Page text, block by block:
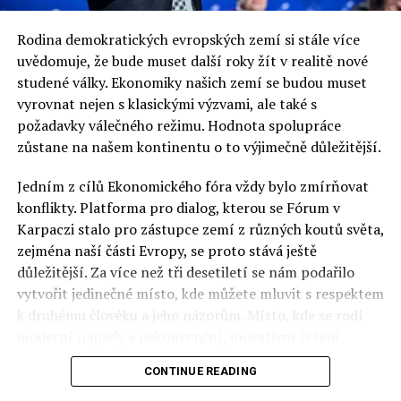
Rodina demokratických evropských zemí si stále více
uvědomuje, že bude muset další roky žít v realitě nové
studené války. Ekonomiky našich zemí se budou muset
vyrovnat nejen s klasickými výzvami, ale také s
požadavky válečného režimu. Hodnota spolupráce
zůstane na našem kontinentu o to výjimečně důležitější.
Jedním z cílů Ekonomického fóra vždy bylo zmírňovat
konflikty. Platforma pro dialog, kterou se Fórum v
Karpaczi stalo pro zástupce zemí z různých koutů světa,
zejména naší části Evropy, se proto stává ještě
důležitější. Za více než tři desetiletí se nám podařilo
vytvořit jedinečné místo, kde můžete mluvit s respektem
k druhému člověku a jeho názorům. Místo, kde se rodí
Polsko musí mít instituce, jejichž horizont činnosti je
CONTINUE READING